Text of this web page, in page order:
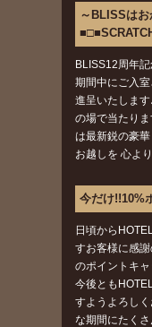
～BLISSは
BLISS12周年
期間中にご入
進呈いたしま
の場で当たり
は最新鋭の豪
お越しを 心よ
今だけ!!10%
日頃から
すお客様に感
のポイントキャ
今後とも
すようよろし
な期間にたく